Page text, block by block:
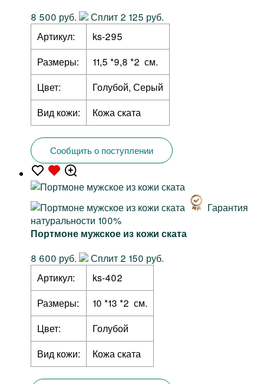
8 500 руб.
Сплит 2 125 руб.
Артикул:
ks-295
Размеры:
11,5 *9,8 *2 см.
Цвет:
Голубой, Серый
Вид кожи:
Кожа ската
Сообщить о поступлении
Гарантия
натуральности 100%
Портмоне мужское из кожи ската
8 600 руб.
Сплит 2 150 руб.
Артикул:
ks-402
Размеры:
10 *13 *2 см.
Цвет:
Голубой
Вид кожи:
Кожа ската